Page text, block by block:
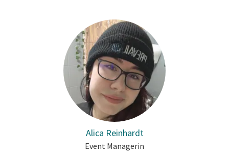
Alica Reinhardt
Event Managerin